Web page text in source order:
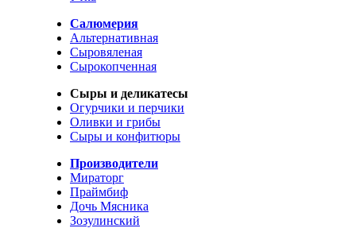
Салюмерия
Альтернативная
Сыровяленая
Сырокопченная
Сыры и деликатесы
Огурчики и перчики
Оливки и грибы
Сыры и конфитюры
Производители
Мираторг
Праймбиф
Дочь Мясника
Зозулинский